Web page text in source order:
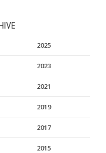
2025
2023
2021
2019
2017
2015